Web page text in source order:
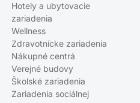
Hotely a ubytovacie
zariadenia
Wellness
Zdravotnícke zariadenia
Nákupné centrá
Verejné budovy
Školské zariadenia
Zariadenia sociálnej